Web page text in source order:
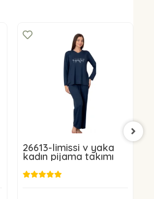
26613-limissi v yaka
kadın pijama takımı
48,00 USD